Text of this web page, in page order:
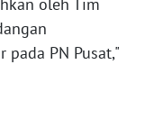
oleh Tim
PN Pusat,"